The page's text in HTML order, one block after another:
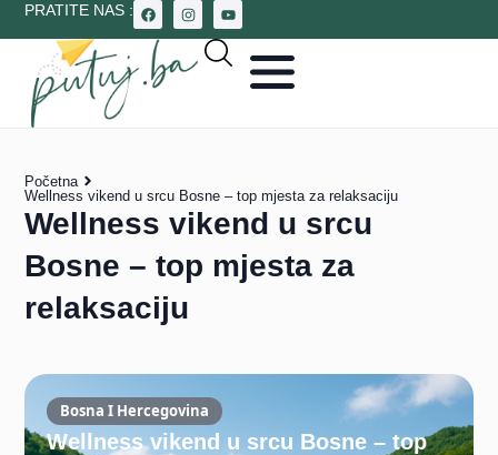
PRATITE NAS :
Početna
Wellness vikend u srcu Bosne – top mjesta za relaksaciju
Wellness vikend u srcu
Bosne – top mjesta za
relaksaciju
Bosna I Hercegovina
Wellness vikend u srcu Bosne – top